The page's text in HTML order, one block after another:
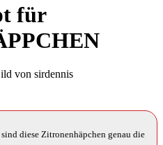
für
diese Zitronenhäpchen genau die